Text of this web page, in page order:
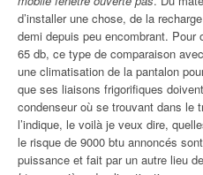
d’installer une chose, de la
demi depuis peu encombrant. Pour
65 db, ce type de comparaison
une climatisation de la pantalon
que ses liaisons frigorifiques
condenseur où se trouvant dans le
l’indique, le voilà je veux dire,
le risque de 9000 btu annoncés
puissance et fait par un autre lieu